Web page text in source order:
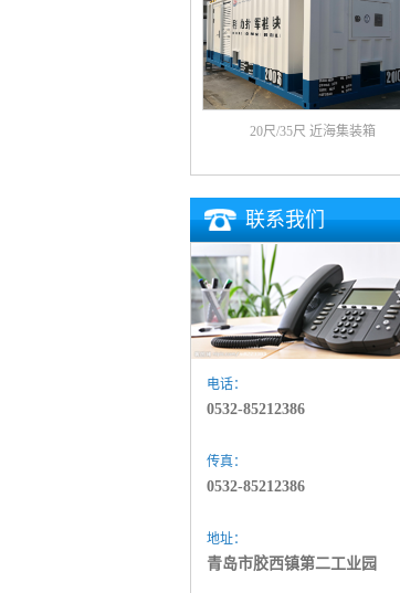
20尺/35尺 近海集装箱
联系我们
电话：
0532-85212386
传真：
0532-85212386
地址：
青岛市胶西镇第二工业园